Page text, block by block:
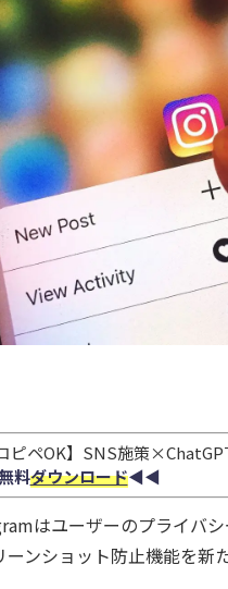
ピペOK】SNS施策
料ダウンロード◀︎◀︎
はユーザーのプライバ
ンショット防止機能を新